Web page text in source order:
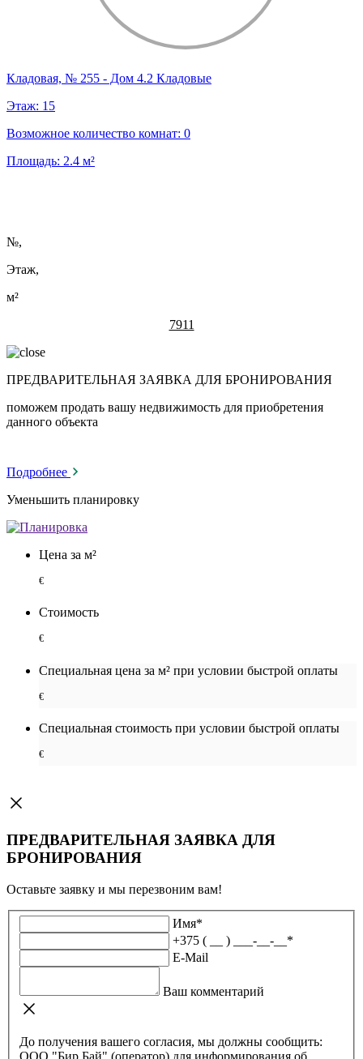
Кладовая, № 255 - Дом 4.2 Кладовые
Этаж: 15
Возможное количество комнат: 0
Площадь: 2.4 м²
№,
Этаж,
м²
7911
ПРЕДВАРИТЕЛЬНАЯ ЗАЯВКА ДЛЯ БРОНИРОВАНИЯ
поможем продать вашу недвижимость для приобретения
данного объекта
Подробнее
Уменьшить планировку
Цена за м²
€
Стоимость
€
Специальная цена за м² при условии быстрой оплаты
€
Специальная cтоимость при условии быстрой оплаты
€
ПРЕДВАРИТЕЛЬНАЯ ЗАЯВКА ДЛЯ
БРОНИРОВАНИЯ
Оставьте заявку и мы перезвоним вам!
Имя*
+375 ( __ ) ___-__-__ *
E-Mail
Ваш комментарий
До получения вашего согласия, мы должны сообщить: